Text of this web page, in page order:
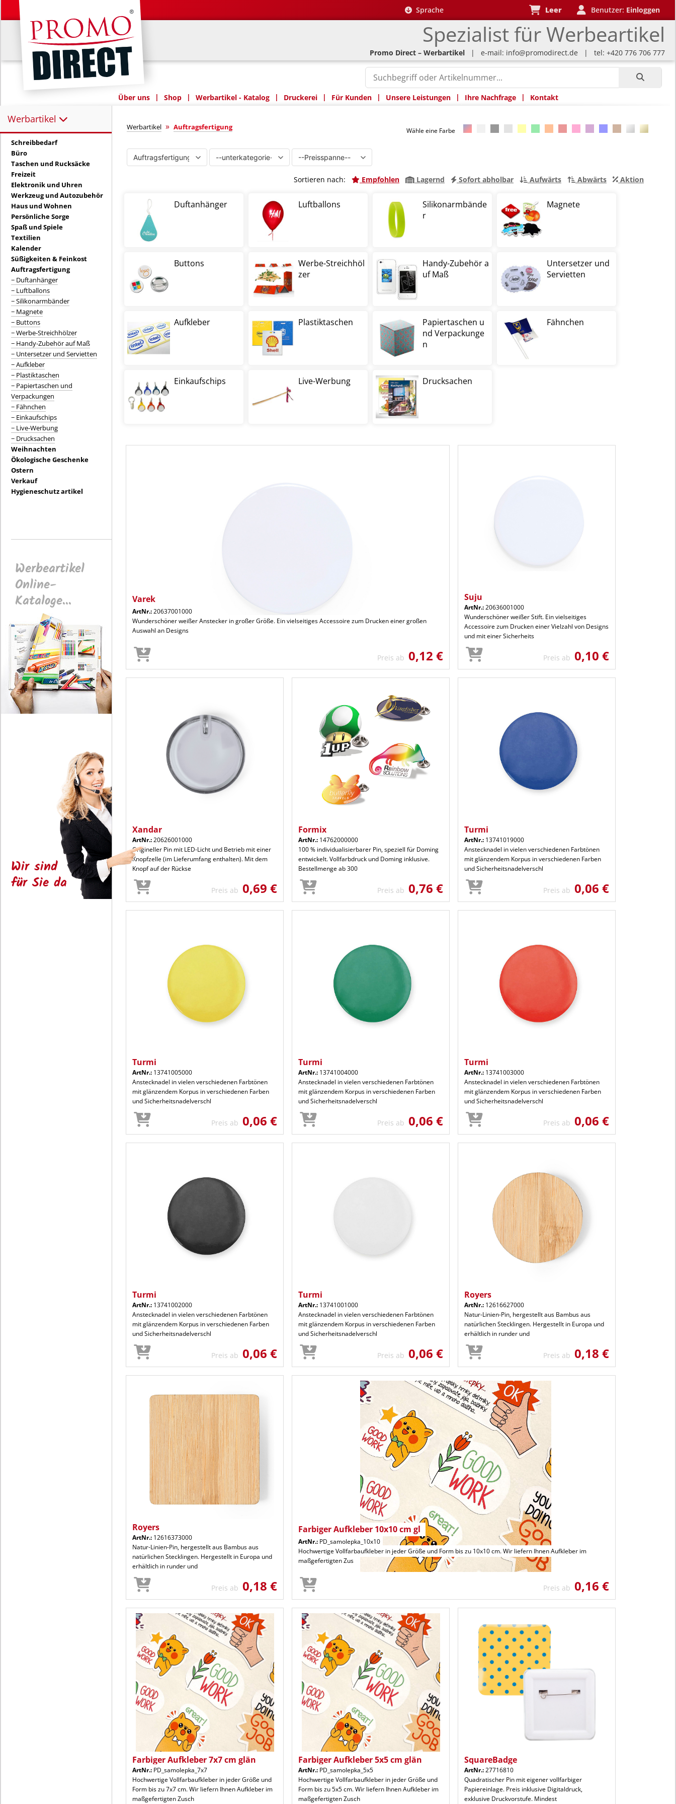
Spezialist für Werbeartikel
Sprache Leer Benutzer: Einloggen
Promo Direct – Werbartikel | e-mail: info@promodirect.de | tel: +420 776 706 777
Über uns | Shop | Werbartikel - Katalog | Druckerei | Für Kunden | Unsere Leistungen | Ihre Nachfrage | Kontakt
Werbartikel
Werbartikel:
Schreibbedarf
Büro
Taschen und Rucksäcke
Freizeit
Elektronik und Uhren
Werkzeug und Autozubehör
Haus und Wohnen
Persönliche Sorge
Spaß und Spiele
Textilien
Kalender
Süßigkeiten & Feinkost
Auftragsfertigung
− Duftanhänger
− Luftballons
− Silikonarmbänder
− Magnete
− Buttons
− Werbe-Streichhölzer
− Handy-Zubehör auf Maß
− Untersetzer und Servietten
− Aufkleber
− Plastiktaschen
− Papiertaschen und
Verpackungen
− Fähnchen
− Einkaufschips
− Live-Werbung
− Drucksachen
Weihnachten
Ökologische Geschenke
Ostern
Verkauf
Hygieneschutz artikel
Werbeartikel
Online-
Kataloge...
Wir sind
für Sie da
Auftragsfertigung
Werbartikel » Auftragsfertigung Wähle eine Farbe
Sortieren nach: Empfohlen Lagernd Sofort abholbar Aufwärts Abwärts Aktion
Duftanhänger Luftballons
Silikonarmbände
r
Magnete
Buttons
Werbe-Streichhöl
zer
Handy-Zubehör a
uf Maß
Untersetzer und
Servietten
Aufkleber Plastiktaschen
Papiertaschen u
nd Verpackunge
n
Fähnchen
Einkaufschips Live-Werbung Drucksachen
Varek
ArtNr.:20637001000
Wunderschöner weißer Anstecker in großer Größe. Ein vielseitiges Accessoire zum Drucken einer großen
Auswahl an Designs
Preis ab 0,12 €
Suju
ArtNr.:20636001000
Wunderschöner weißer Stift. Ein vielseitiges
Accessoire zum Drucken einer Vielzahl von Designs
und mit einer Sicherheits
Preis ab 0,10 €
Xandar
ArtNr.:20626001000
Origineller Pin mit LED-Licht und Betrieb mit einer
Knopfzelle (im Lieferumfang enthalten). Mit dem
Knopf auf der Rückse
Preis ab 0,69 €
Formix
ArtNr.: 14762000000
100 % individualisierbarer Pin, speziell für Doming
entwickelt. Vollfarbdruck und Doming inklusive.
Bestellmenge ab 300
Preis ab 0,76 €
Turmi
ArtNr.: 13741019000
Anstecknadel in vielen verschiedenen Farbtönen
mit glänzendem Korpus in verschiedenen Farben
und Sicherheitsnadelverschl
Preis ab 0,06 €
Turmi
ArtNr.: 13741005000
Anstecknadel in vielen verschiedenen Farbtönen
mit glänzendem Korpus in verschiedenen Farben
und Sicherheitsnadelverschl
Preis ab 0,06 €
Turmi
ArtNr.: 13741004000
Anstecknadel in vielen verschiedenen Farbtönen
mit glänzendem Korpus in verschiedenen Farben
und Sicherheitsnadelverschl
Preis ab 0,06 €
Turmi
ArtNr.: 13741003000
Anstecknadel in vielen verschiedenen Farbtönen
mit glänzendem Korpus in verschiedenen Farben
und Sicherheitsnadelverschl
Preis ab 0,06 €
Turmi
ArtNr.: 13741002000
Anstecknadel in vielen verschiedenen Farbtönen
mit glänzendem Korpus in verschiedenen Farben
und Sicherheitsnadelverschl
Preis ab 0,06 €
Turmi
ArtNr.: 13741001000
Anstecknadel in vielen verschiedenen Farbtönen
mit glänzendem Korpus in verschiedenen Farben
und Sicherheitsnadelverschl
Preis ab 0,06 €
Royers
ArtNr.: 12616627000
Natur-Linien-Pin, hergestellt aus Bambus aus
natürlichen Stecklingen. Hergestellt in Europa und
erhältlich in runder und
Preis ab 0,18 €
Royers
ArtNr.: 12616373000
Natur-Linien-Pin, hergestellt aus Bambus aus
natürlichen Stecklingen. Hergestellt in Europa und
erhältlich in runder und
Preis ab 0,18 €
Farbiger Aufkleber 10x10 cm gl
ArtNr.: PD_samolepka_10x10
Hochwertige Vollfarbaufkleber in jeder Größe und Form bis zu 10x10 cm. Wir liefern Ihnen Aufkleber im
maßgefertigten Zus
Preis ab 0,16 €
Farbiger Aufkleber 7x7 cm glän
ArtNr.: PD_samolepka_7x7
Hochwertige Vollfarbaufkleber in jeder Größe und
Form bis zu 7x7 cm. Wir liefern Ihnen Aufkleber im
maßgefertigten Zusch
Farbiger Aufkleber 5x5 cm glän
ArtNr.: PD_samolepka_5x5
Hochwertige Vollfarbaufkleber in jeder Größe und
Form bis zu 5x5 cm. Wir liefern Ihnen Aufkleber im
maßgefertigten Zusch
SquareBadge
ArtNr.:27716810
Quadratischer Pin mit eigener vollfarbiger
Papiereinlage. Preis inklusive Digitaldruck,
exklusive Druckvorstufe. Mindest